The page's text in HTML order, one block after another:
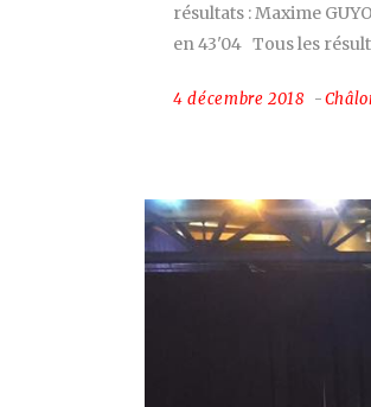
résultats : Maxime
en 43'04 Tous les
4 décembre 2018